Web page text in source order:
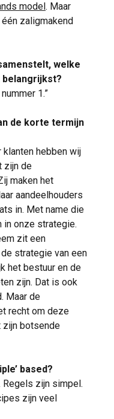
model. Maar
zaligmakend
welke
1.”
de korte termijn
klanten hebben wij
zijn de
maken het
aandeelhouders
in. Met name die
in onze strategie.
zit een
strategie van een
het bestuur en de
zijn. Dat is ook
Maar de
recht om deze
zijn botsende
based?
Regels zijn simpel.
zijn veel